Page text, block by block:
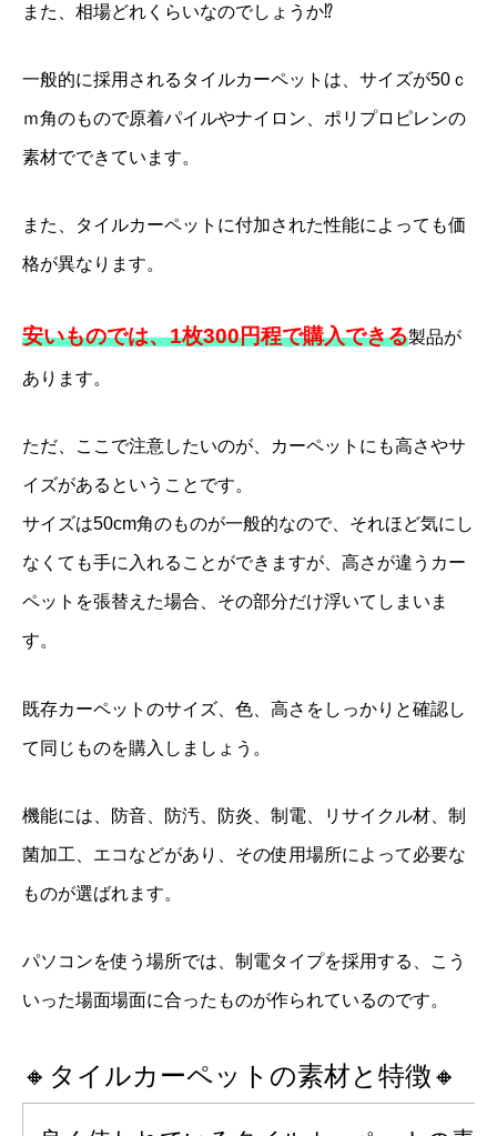
また、相場どれくらいなのでしょうか⁉
一般的に採用されるタイルカーペットは、サイズが50ｃ
ｍ角のもので原着パイルやナイロン、ポリプロピレンの
素材でできています。
また、タイルカーペットに付加された性能によっても価
格が異なります。
安いものでは、1枚300円程で購入できる製品が
あります。
ただ、ここで注意したいのが、カーペットにも高さやサ
イズがあるということです。
サイズは50cm角のものが一般的なので、それほど気にし
なくても手に入れることができますが、高さが違うカー
ペットを張替えた場合、その部分だけ浮いてしまいま
す。
既存カーペットのサイズ、色、高さをしっかりと確認し
て同じものを購入しましょう。
機能には、防音、防汚、防炎、制電、リサイクル材、制
菌加工、エコなどがあり、その使用場所によって必要な
ものが選ばれます。
パソコンを使う場所では、制電タイプを採用する、こう
いった場面場面に合ったものが作られているのです。
🔸タイルカーペットの素材と特徴🔸